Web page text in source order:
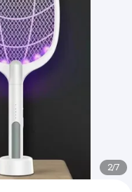
2/7